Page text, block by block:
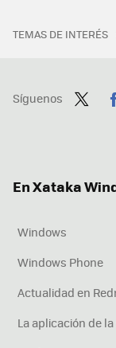
TEMAS DE INTERÉS
Síguenos
En Xataka
Windows
Windows Phone
Actualidad en
La aplicación de